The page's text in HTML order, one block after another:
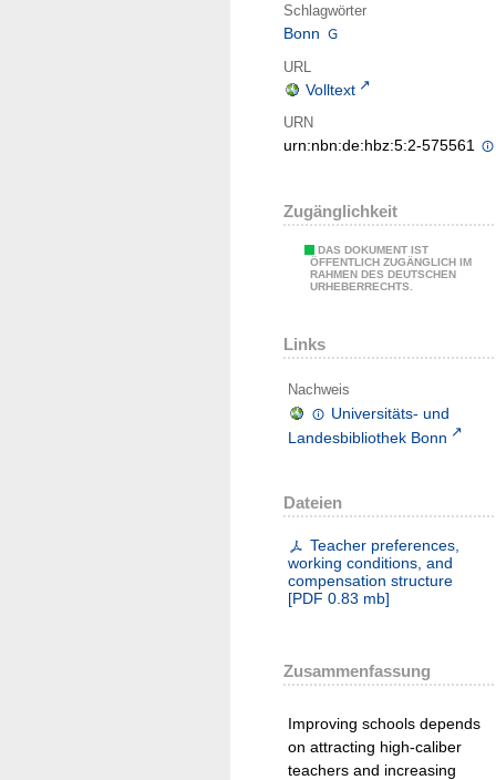
Schlagwörter
Bonn
URL
Volltext
URN
urn:nbn:de:hbz:5:2-575561
Zugänglichkeit
DAS DOKUMENT IST
ÖFFENTLICH ZUGÄNGLICH IM
RAHMEN DES DEUTSCHEN
URHEBERRECHTS.
Links
Nachweis
Universitäts- und
Landesbibliothek Bonn
Dateien
Teacher preferences,
working conditions, and
compensation structure
[PDF 0.83 mb]
Zusammenfassung
Improving schools depends
on attracting high-caliber
teachers and increasing